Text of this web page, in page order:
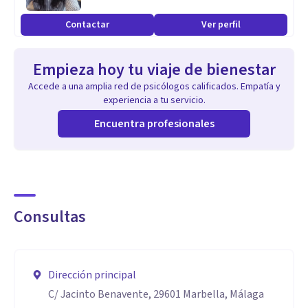
Aptitudes
Me caracteriza la capacidad de trabajar con problemáticas
sentido al proceso, y facilitando que la persona avance con
seguridad y claridad hacia el cambio mediante un
acompañamiento flexible, cercano y sensible a sus
necesidades.
Contactar Ver perfil
Empieza hoy tu viaje de bienestar
Accede a una amplia red de psicólogos calificados. Empatía y
experiencia a tu servicio.
Encuentra profesionales
Consultas
Dirección principal
C/ Jacinto Benavente, 29601 Marbella, Málaga